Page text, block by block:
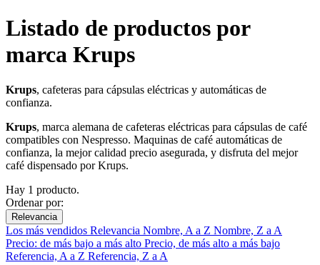
Listado de productos por
marca Krups
Krups, cafeteras para cápsulas eléctricas y automáticas de
confianza.
Krups, marca alemana de cafeteras eléctricas para cápsulas de café
compatibles con Nespresso. Maquinas de café automáticas de
confianza, la mejor calidad precio asegurada, y disfruta del mejor
café dispensado por Krups.
Hay 1 producto.
Ordenar por:
Relevancia
Los más vendidos Relevancia Nombre, A a Z Nombre, Z a A
Precio: de más bajo a más alto Precio, de más alto a más bajo
Referencia, A a Z Referencia, Z a A